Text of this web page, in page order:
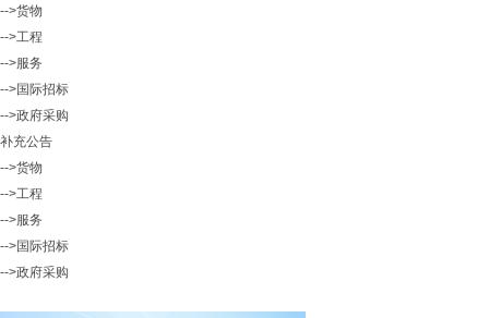
-->货物
-->工程
-->服务
-->国际招标
-->政府采购
补充公告
-->货物
-->工程
-->服务
-->国际招标
-->政府采购